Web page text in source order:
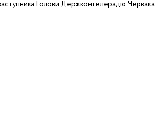
Голови Держкомтелерадіо Червака